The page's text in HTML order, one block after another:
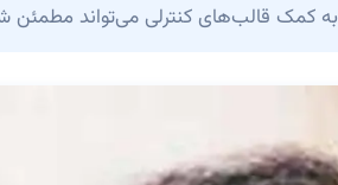
به کمک قالب‌های کنترلی می‌تواند مطمئن